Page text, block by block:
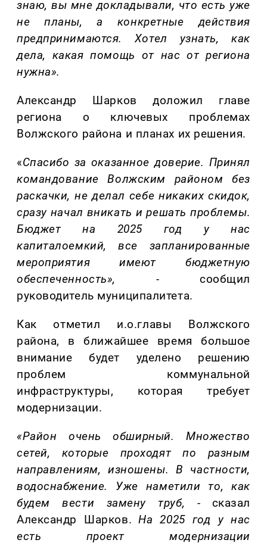
знаю, вы мне докладывали, что есть уже
не планы, а конкретные действия
предпринимаются. Хотел узнать, как
дела, какая помощь от нас от региона
нужна».
Александр Шарков доложил главе
региона о ключевых проблемах
Волжского района и планах их решения.
«Спасибо за оказанное доверие. Принял
командование Волжским райономбез
раскачки, не делал себе никакихскидок,
сразу начал вникать и решать проблемы.
Бюджет на 2025 год у нас
капиталоемкий, все запланированные
мероприятия имеют бюджетную
обеспеченность», -сообщил
руководитель муниципалитета.
Как отметил и.о.главы Волжского
района, в ближайшее время большое
внимание будет уделено решению
проблем коммунальной
инфраструктуры, которая требует
модернизации.
«Район очень обширный. Множество
сетей, которые проходят по разным
направлениям, изношены. В частности,
водоснабжение. Уже наметили то, как
будем вести замену труб, -
сказал
Александр Шарков. На 2025 год у нас
есть проект модернизации